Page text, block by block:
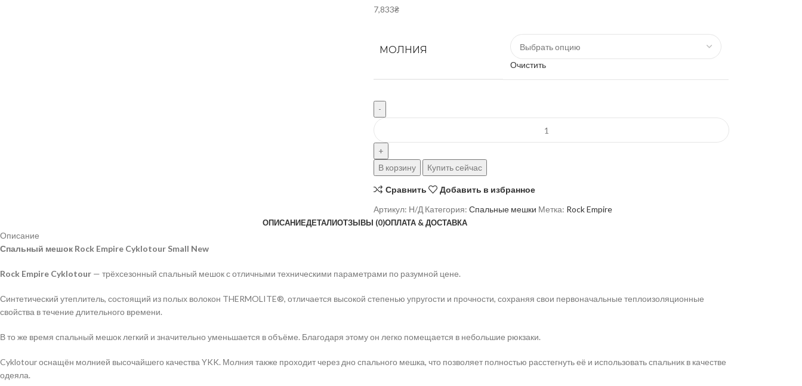
7,833₴
МОЛНИЯ
Очистить
В корзину Купить сейчас
Сравнить
Добавить в избранное
Артикул: Н/Д Категория: Спальные мешки Метка: Rock Empire
ОПИСАНИЕДЕТАЛИОТЗЫВЫ (0)ОПЛАТА & ДОСТАВКА
Описание
Спальный мешок Rock Empire Cyklotour Small New
Rock Empire Cyklotour — трёхсезонный спальный мешок с отличными техническими параметрами по разумной цене.
Синтетический утеплитель, состоящий из полых волокон THERMOLITE®, отличается высокой степенью упругости и прочности, сохраняя свои первоначальные теплоизоляционные
свойства в течение длительного времени.
В то же время спальный мешок легкий и значительно уменьшается в объёме. Благодаря этому он легко помещается в небольшие рюкзаки.
Cyklotour оснащён молнией высочайшего качества YKK. Молния также проходит через дно спального мешка, что позволяет полностью расстегнуть её и использовать спальник в качестве
одеяла.